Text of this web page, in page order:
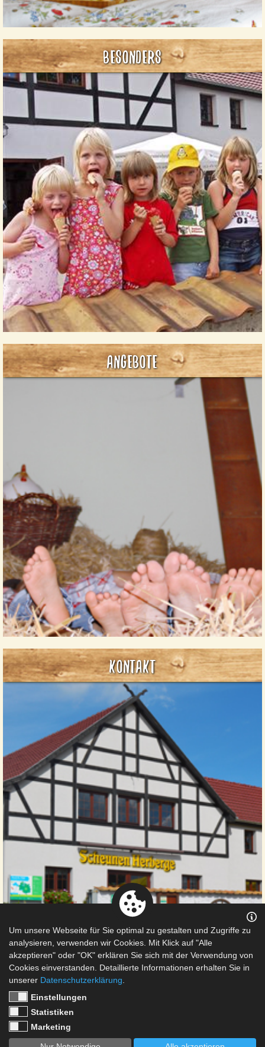
Besonders
Schleckermäulchen kommen hier auf ihre Kosten mit
leckerem Eis.
Angebote
Eine kleine Auswahl für Schulklassen oder ein
Wochenende bei uns finden Sie hier...
Kontakt
Für Fragen und Anregungen können Sie gern bei uns
Anrufen...
DATENSCHUTZ IMPRESSUM KONTAKT
Um unsere Webseite für Sie optimal zu gestalten und Zugriffe zu
analysieren, verwenden wir Cookies. Mit Klick auf "Alle
akzeptieren" oder "OK" erklären Sie sich mit der Verwendung von
Cookies einverstanden. Detaillierte Informationen erhalten Sie in
unserer Datenschutzerklärung
Einstellungen
Statistiken
Marketing